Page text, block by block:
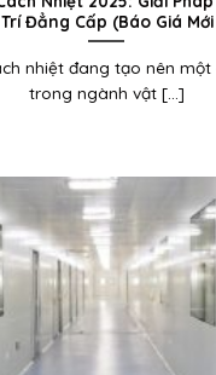
Đẳng Cấp (Báo Giá
nhiệt đang tạo nên một
trong ngành vật [...]